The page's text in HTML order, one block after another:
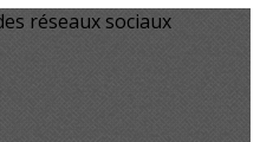
réseaux sociaux